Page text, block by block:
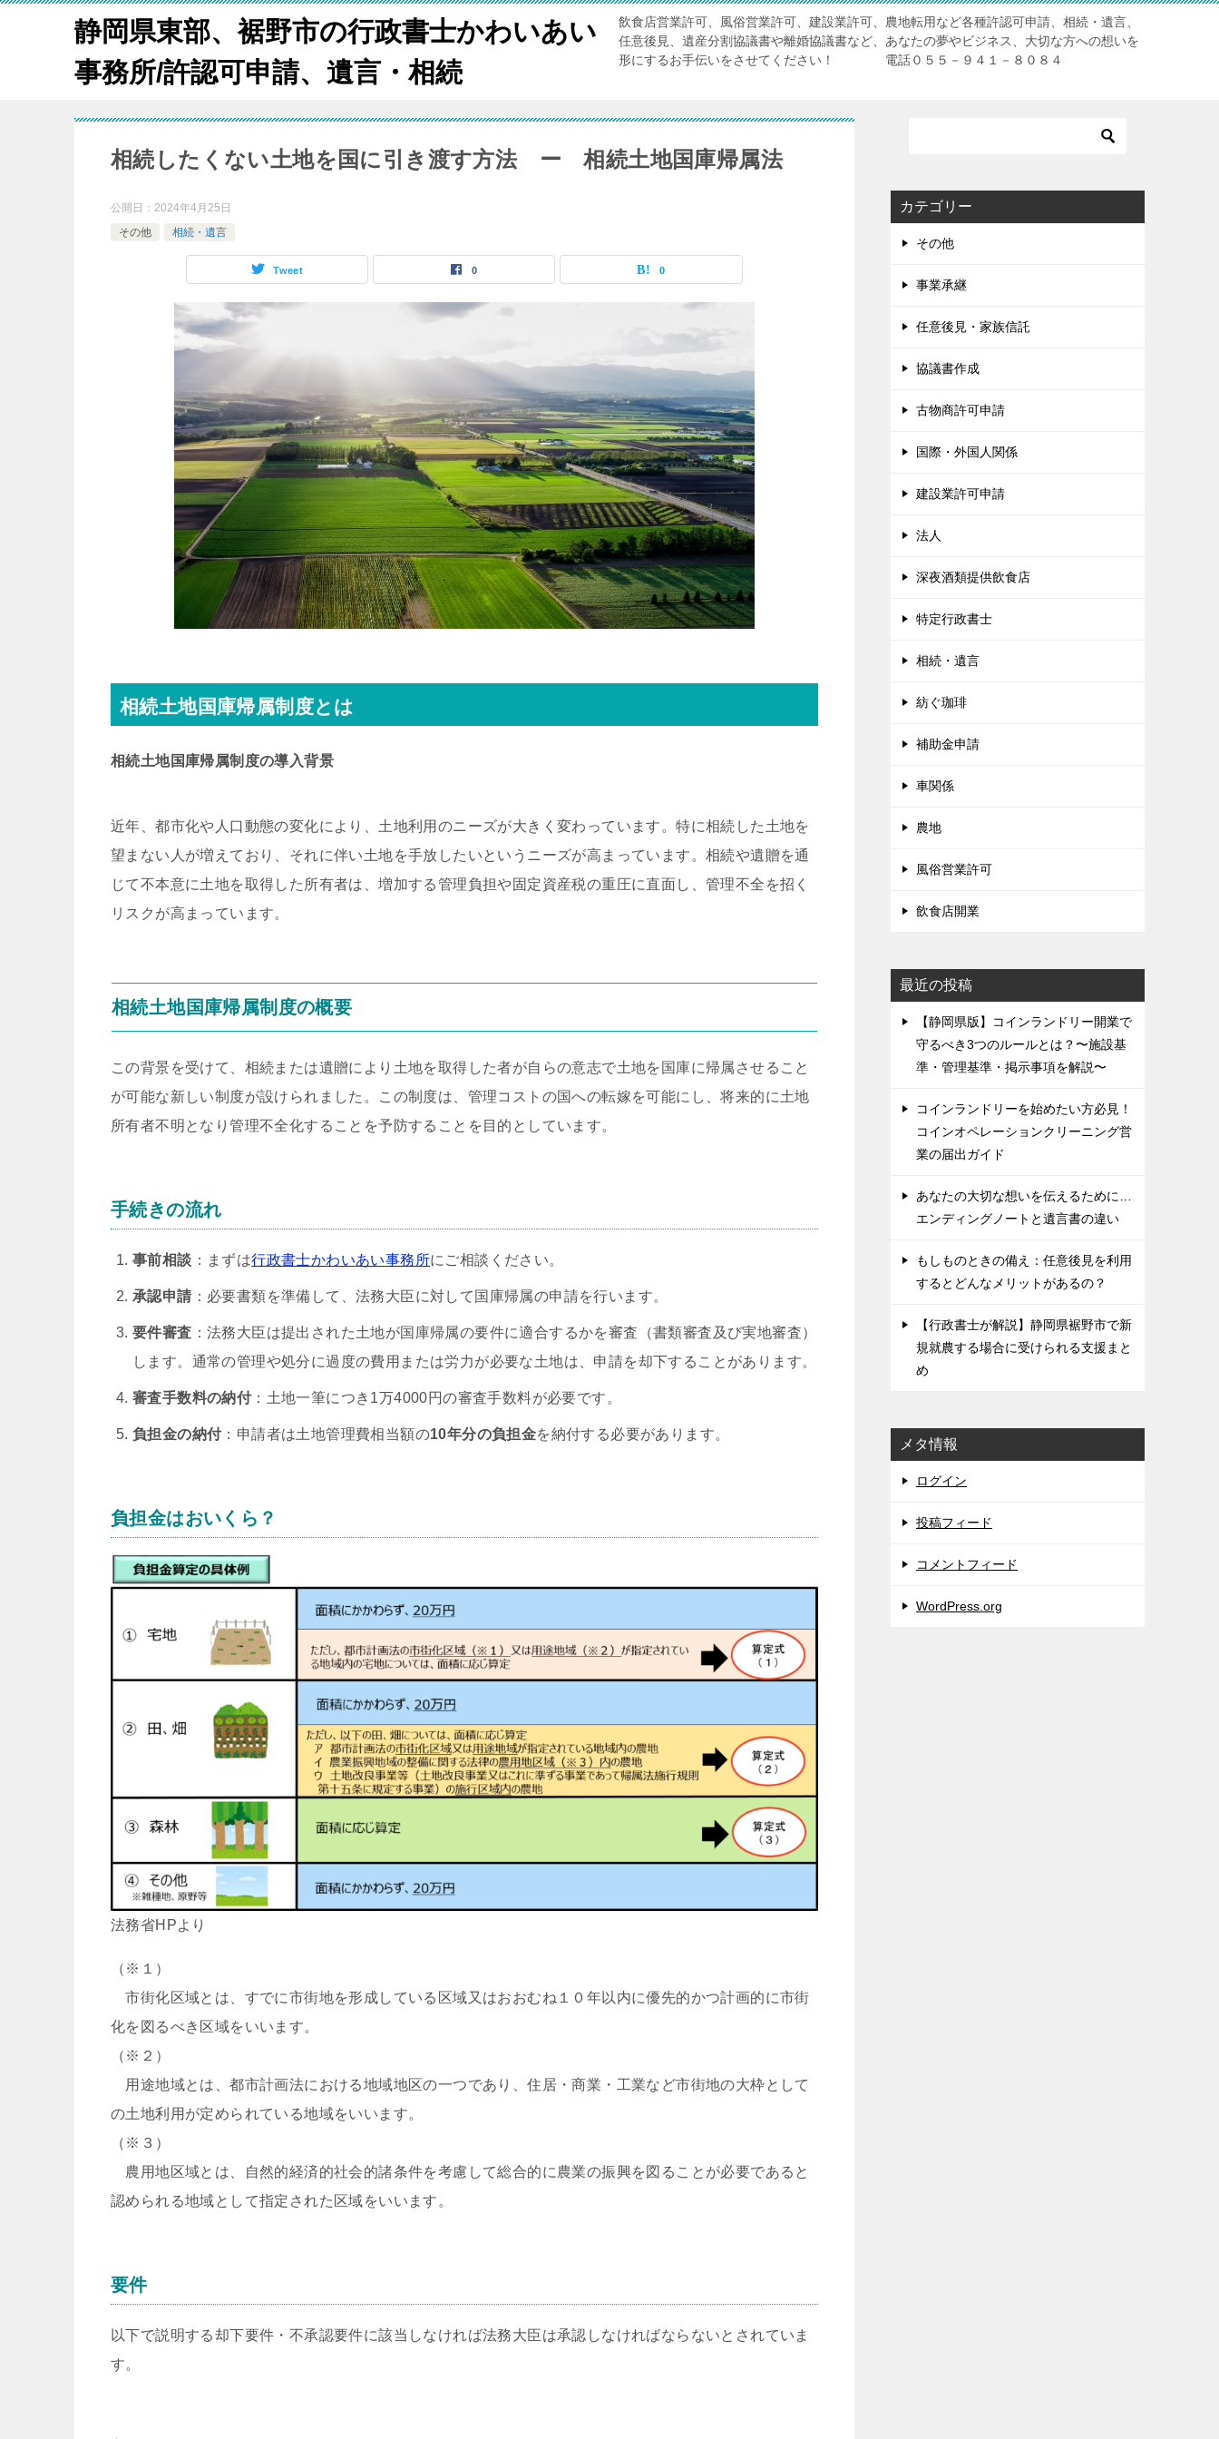
静岡県東部、裾野市の行政書士かわいあい
事務所/許認可申請、遺言・相続
飲食店営業許可、風俗営業許可、建設業許可、農地転用など各種許認可申請、相続・遺言、
任意後見、遺産分割協議書や離婚協議書など、あなたの夢やビジネス、大切な方への想いを
形にするお手伝いをさせてください！ 電話０５５－９４１－８０８４
相続したくない土地を国に引き渡す方法 ー 相続土地国庫帰属法
公開日： 2024年4月25日
その他
相続・遺言
Tweet 0 0
相続土地国庫帰属制度とは
相続土地国庫帰属制度の導入背景
近年、都市化や人口動態の変化により、土地利用のニーズが大きく変わっています。特に相続した土地を
望まない人が増えており、それに伴い土地を手放したいというニーズが高まっています。相続や遺贈を通
じて不本意に土地を取得した所有者は、増加する管理負担や固定資産税の重圧に直面し、管理不全を招く
リスクが高まっています。
相続土地国庫帰属制度の概要
この背景を受けて、相続または遺贈により土地を取得した者が自らの意志で土地を国庫に帰属させること
が可能な新しい制度が設けられました。この制度は、管理コストの国への転嫁を可能にし、将来的に土地
所有者不明となり管理不全化することを予防することを目的としています。
手続きの流れ
事前相談 ：まずは行政書士かわいあい事務所にご相談ください。
承認申請 ：必要書類を準備して、法務大臣に対して国庫帰属の申請を行います。
要件審査 ：法務大臣は提出された土地が国庫帰属の要件に適合するかを審査（書類審査及び実地審査）
します。通常の管理や処分に過度の費用または労力が必要な土地は、申請を却下することがあります。
審査手数料の納付：土地一筆につき1万4000円の審査手数料が必要です。
負担金の納付：申請者は土地管理費相当額の10年分の負担金を納付する必要があります。
負担金はおいくら？
法務省HPより
（※１）
市街化区域とは、すでに市街地を形成している区域又はおおむね１０年以内に優先的かつ計画的に市街
化を図るべき区域をいいます。
（※２）
用途地域とは、都市計画法における地域地区の一つであり、住居・商業・工業など市街地の大枠として
の土地利用が定められている地域をいいます。
（※３）
農用地区域とは、自然的経済的社会的諸条件を考慮して総合的に農業の振興を図ることが必要であると
認められる地域として指定された区域をいいます。
要件
以下で説明する却下要件・不承認要件に該当しなければ法務大臣は承認しなければならないとされていま
す。
カテゴリー
その他
事業承継
任意後見・家族信託
協議書作成
古物商許可申請
国際・外国人関係
建設業許可申請
法人
深夜酒類提供飲食店
特定行政書士
相続・遺言
紡ぐ珈琲
補助金申請
車関係
農地
風俗営業許可
飲食店開業
最近の投稿
【静岡県版】コインランドリー開業で
守るべき3つのルールとは？〜施設基
準・管理基準・掲示事項を解説〜
コインランドリーを始めたい方必見！
コインオペレーションクリーニング営
業の届出ガイド
あなたの大切な想いを伝えるために…
エンディングノートと遺言書の違い
もしものときの備え：任意後見を利用
するとどんなメリットがあるの？
【行政書士が解説】静岡県裾野市で新
規就農する場合に受けられる支援まと
め
メタ情報
ログイン
投稿フィード
コメントフィード
WordPress.org